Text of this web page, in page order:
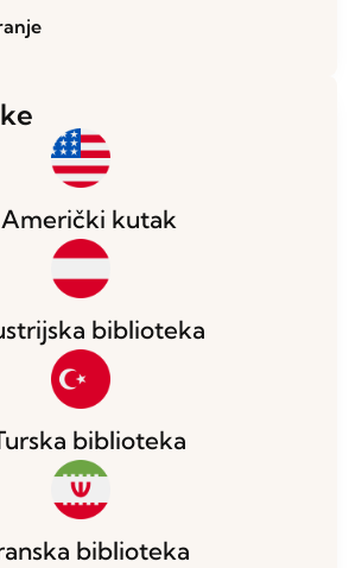
Američki kutak
biblioteka
biblioteka
biblioteka